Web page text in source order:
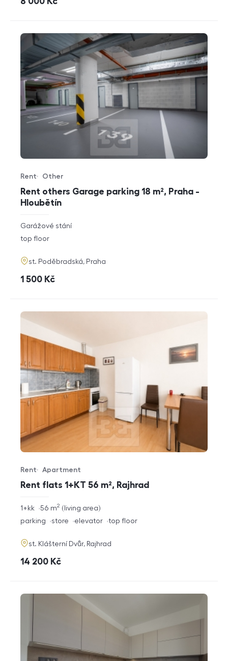
Rent others Garage parking 18 m², Praha -
Hloubětín
Offer type
Rent
Property type
Other
rozměry
disposition
Garážové stání
funkce
top floor
adresa
st. Poděbradská, Praha
cena
1 500 Kč
Rent flats 1+KT 56 m², Rajhrad
Offer type
Rent
Property type
Apartment
rozměry
disposition
1+kk living area
56 m2
funkce
parking store elevator top floor
adresa
st. Klášterní Dvůr, Rajhrad
cena
14 200 Kč